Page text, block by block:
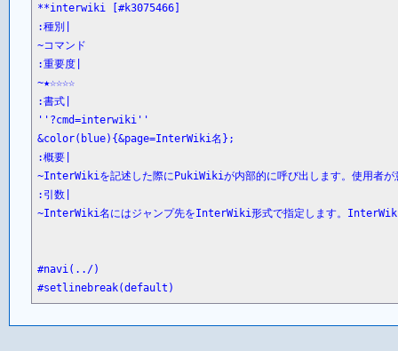
**interwiki [#k3075466]
:種別|
~コマンド
:重要度|
~★☆☆☆☆
:書式|
''?cmd=interwiki''
&color(blue){&page=InterWiki名};
:概要|
~InterWikiを記述した際にPukiWikiが内部的に呼び出します。使用者が
:引数|
~InterWiki名にはジャンプ先をInterWiki形式で指定します。InterWiki
#navi(../)
#setlinebreak(default)